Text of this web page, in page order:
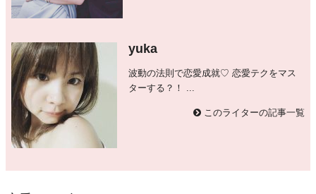
yuka
波動の法則で恋愛成就♡ 恋愛テクをマス
ターする？！ ...
このライターの記事一覧